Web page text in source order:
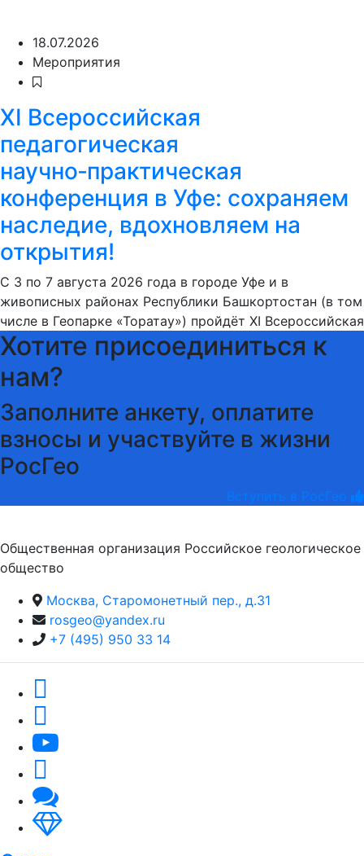
18.07.2026
Мероприятия
XI Всероссийская
педагогическая
научно‑практическая
конференция в Уфе: сохраняем
наследие, вдохновляем на
открытия!
С 3 по 7 августа 2026 года в городе Уфе и в
живописных районах Республики Башкортостан (в том
числе в Геопарке «Торатау») пройдёт XI Всероссийская
Хотите присоединиться к
нам?
Заполните анкету, оплатите
взносы и участвуйте в жизни
РосГео
Вступить в РосГео
Общественная организация Российское геологическое
общество
Москва, Старомонетный пер., д.31
rosgeo@yandex.ru
+7 (495) 950 33 14